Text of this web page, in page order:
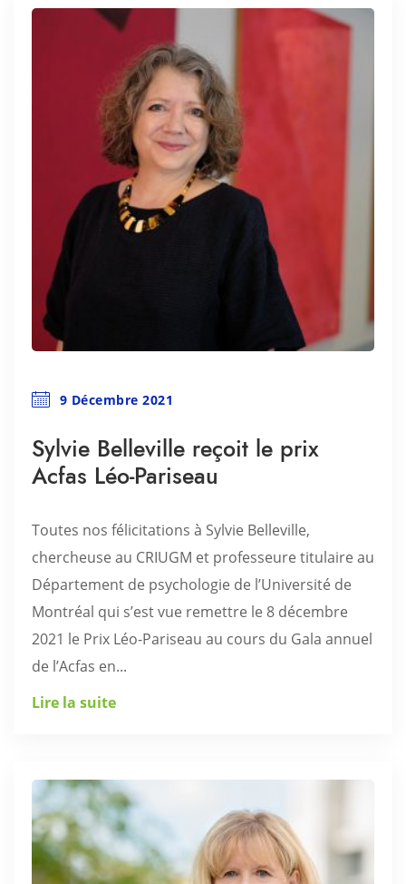
9 Décembre 2021
Sylvie Belleville reçoit le prix
Acfas Léo-Pariseau
Toutes nos félicitations à Sylvie Belleville,
chercheuse au CRIUGM et professeure titulaire au
Département de psychologie de l’Université de
Montréal qui s’est vue remettre le 8 décembre
2021 le Prix Léo-Pariseau au cours du Gala annuel
de l’Acfas en...
Lire la suite